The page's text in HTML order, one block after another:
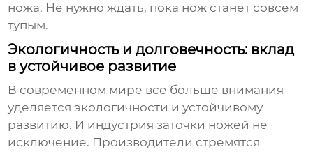
ножа. Не нужно ждать, пока нож станет совсем
тупым.
Экологичность и долговечность: вклад
в устойчивое развитие
В современном мире все больше внимания
уделяется экологичности и устойчивому
развитию. И индустрия заточки ножей не
исключение. Производители стремятся